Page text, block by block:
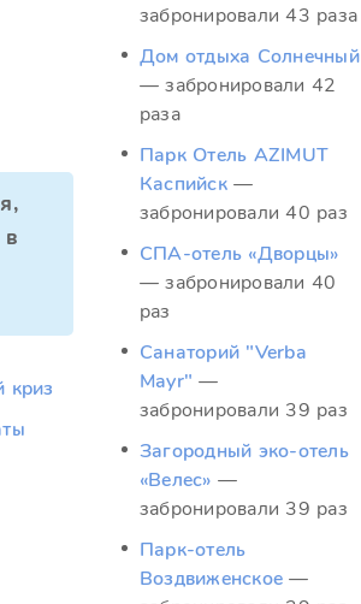
криз
забронировали 43 раза
Дом отдыха Солнечный
— забронировали 42
раза
Парк Отель AZIMUT
Каспийск —
забронировали 40 раз
СПА-отель «Дворцы»
— забронировали 40
раз
Санаторий "Verba
Mayr" —
забронировали 39 раз
Загородный эко-отель
«Велес» —
забронировали 39 раз
Парк-отель
Воздвиженское —